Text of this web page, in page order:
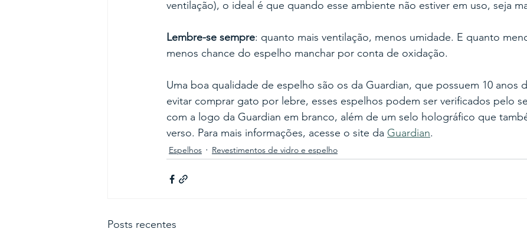
ventilação), o ideal é que quando esse ambiente não estiver em uso, seja
Lembre-se sempre: quanto mais ventilação, menos umidade. E quanto
menos chance do espelho manchar por conta de oxidação.
Uma boa qualidade de espelho são os da Guardian, que possuem 10 anos
evitar comprar gato por lebre, esses espelhos podem ser verificados pelo
com a logo da Guardian em branco, além de um selo holográfico que
verso. Para mais informações, acesse o site da Guardian.
Espelhos Revestimentos de vidro e espelho
Posts recentes